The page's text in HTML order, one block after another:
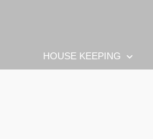
HOUSE KEEPING keyboard_arrow_down